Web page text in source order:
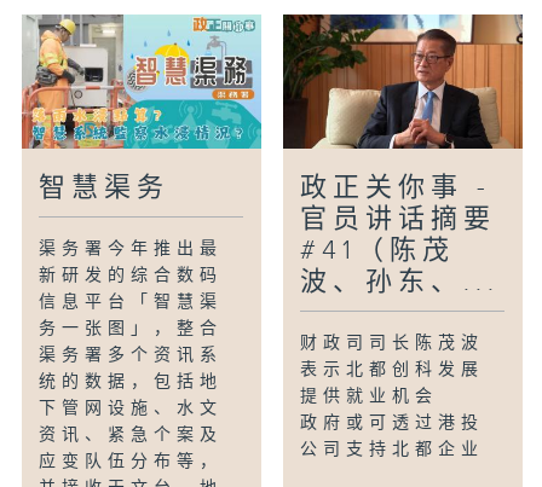
智慧渠务
渠务署今年推出最
新研发的综合数码
信息平台「智慧渠
务一张图」，整合
渠务署多个资讯系
统的数据，包括地
下管网设施、水文
资讯、紧急个案及
应变队伍分布等，
政正关你事 -
官员讲话摘要
#41（陈茂
波、孙东、...
财政司司长陈茂波
表示北都创科发展
提供就业机会
政府或可透过港投
公司支持北都企业